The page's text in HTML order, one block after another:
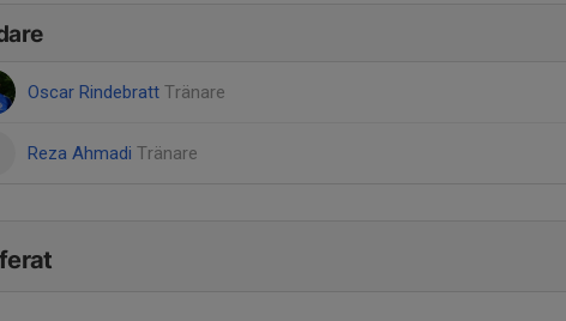
Oscar Rindebratt Tränare
Reza Ahmadi Tränare